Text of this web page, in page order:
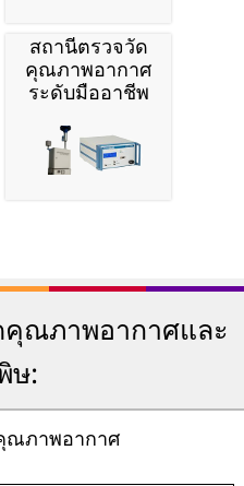
สถานีตรวจวัด
คุณภาพอากาศ
ระดับมืออาชีพ
คุณภาพอากาศและ
ษ:
ณภาพอากาศ